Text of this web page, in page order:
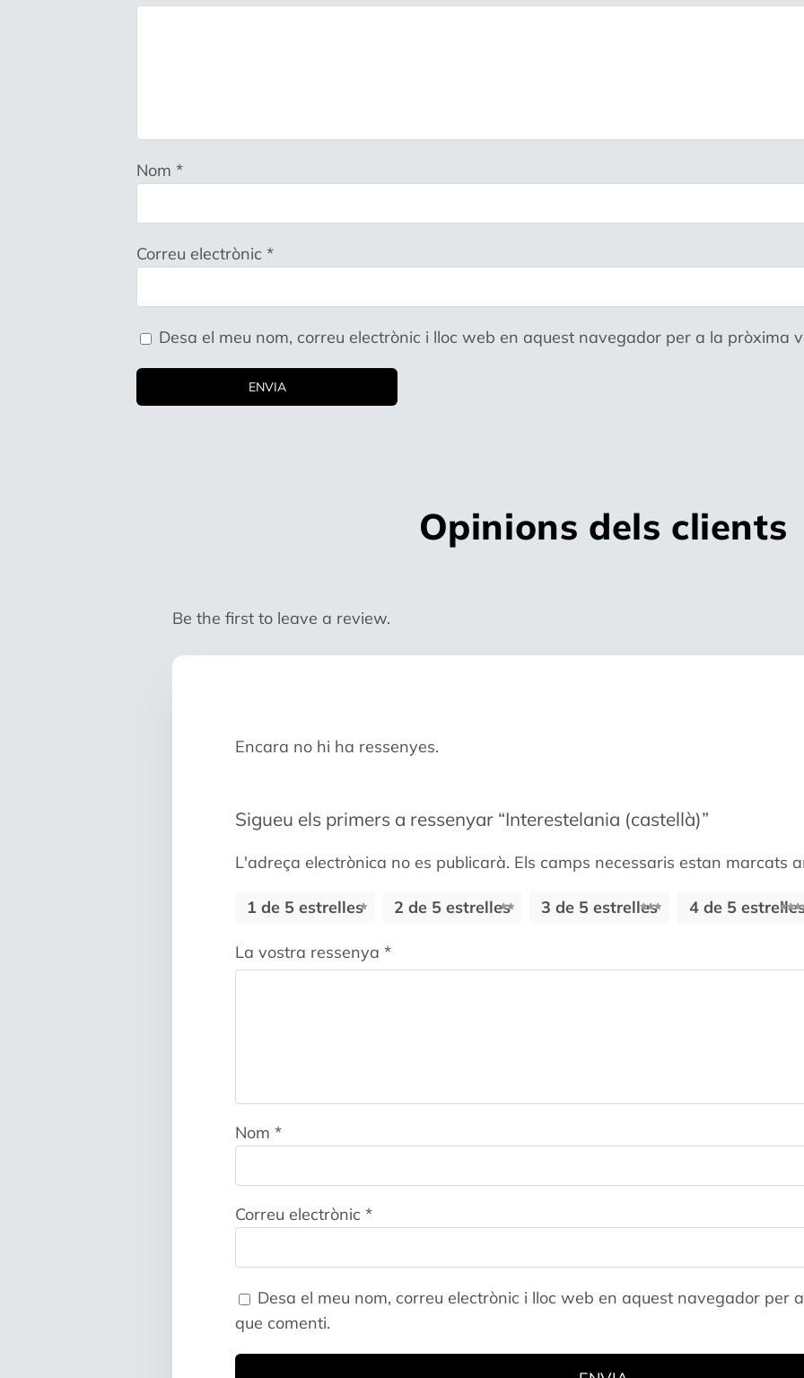
Nom *
Correu electrònic *
Desa el meu nom, correu electrònic i lloc web en aquest navegador per a la pròxima
Opinions dels clients
Be the first to leave a review.
Encara no hi ha ressenyes.
Sigueu els primers a ressenyar “Interestelania (castellà)”
L'adreça electrònica no es publicarà. Els camps necessaris estan marcats
1 de 5 estrelles 2 de 5 estrelles 3 de 5 estrelles 4 de 5
La vostra ressenya *
Nom *
Correu electrònic *
Desa el meu nom, correu electrònic i lloc web en aquest navegador per
que comenti.